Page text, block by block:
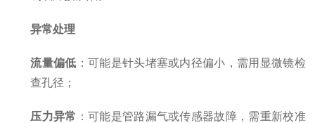
异常处理
流量偏低 ：可能是针头堵塞或内径偏小，需用显微镜检
查孔径；
压力异常 ：可能是管路漏气或传感器故障，需重新校准